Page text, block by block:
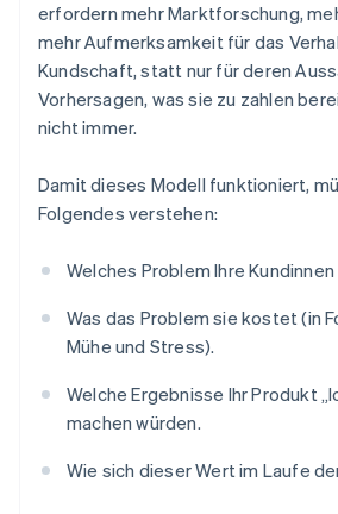
erfordern mehr Marktforschung,
mehr Aufmerksamkeit für das
Kundschaft, statt nur für deren
Vorhersagen, was sie zu zahlen
nicht immer.
Damit dieses Modell funktioniert,
Folgendes verstehen:
Welches Problem Ihre
Was das Problem sie kostet (in
Mühe und Stress).
Welche Ergebnisse Ihr Produkt
machen würden.
Wie sich dieser Wert im Laufe